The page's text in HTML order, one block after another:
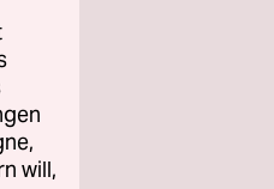
will,